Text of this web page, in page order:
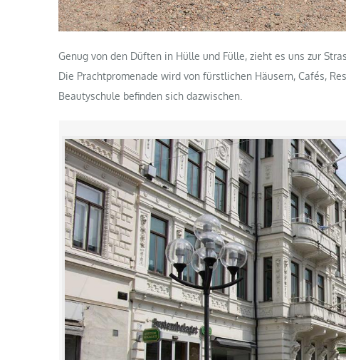
Genug von den Düften in Hülle und Fülle, zieht es uns zur
Die Prachtpromenade wird von fürstlichen Häusern, Cafés,
Beautyschule befinden sich dazwischen.